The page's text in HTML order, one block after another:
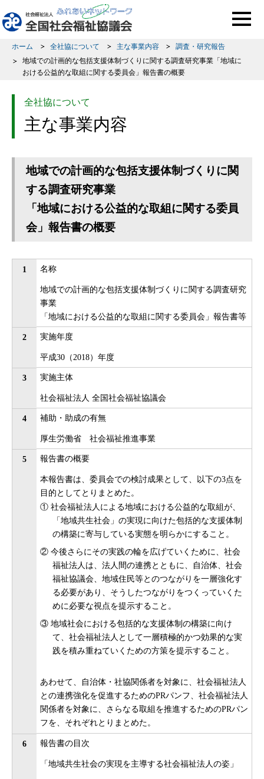
このページの本文へ移動
ホーム 全社協について 主な事業内容
調査・研究報告
地域での計画的な包括支援体制づくりに関する調査研究事業「地域に
おける公益的な取組に関する委員会」報告書の概要
全社協について
主な事業内容
地域での計画的な包括支援体制づくりに関
する調査研究事業
「地域における公益的な取組に関する委員
会」報告書の概要
1 名称
地域での計画的な包括支援体制づくりに関する調査研究
事業
「地域における公益的な取組に関する委員会」報告書等
2 実施年度
平成30（2018）年度
3 実施主体
社会福祉法人 全国社会福祉協議会
4 補助・助成の有無
厚生労働省 社会福祉推進事業
5 報告書の概要
本報告書は、委員会での検討成果として、以下の3点を
目的としてとりまとめた。
① 社会福祉法人による地域における公益的な取組が、
「地域共生社会」の実現に向けた包括的な支援体制
の構築に寄与している実態を明らかにすること。
② 今後さらにその実践の輪を広げていくために、社会
福祉法人は、法人間の連携とともに、自治体、社会
福祉協議会、地域住民等とのつながりを一層強化す
る必要があり、そうしたつながりをつくっていくた
めに必要な視点を提示すること。
③ 地域社会における包括的な支援体制の構築に向け
て、社会福祉法人として一層積極的かつ効果的な実
践を積み重ねていくための方策を提示すること。
あわせて、自治体・社協関係者を対象に、社会福祉法人
との連携強化を促進するためのPRパンフ、社会福祉法人
関係者を対象に、さらなる取組を推進するためのPRパン
フを、それぞれとりまとめた。
6 報告書の目次
「地域共生社会の実現を主導する社会福祉法人の姿」